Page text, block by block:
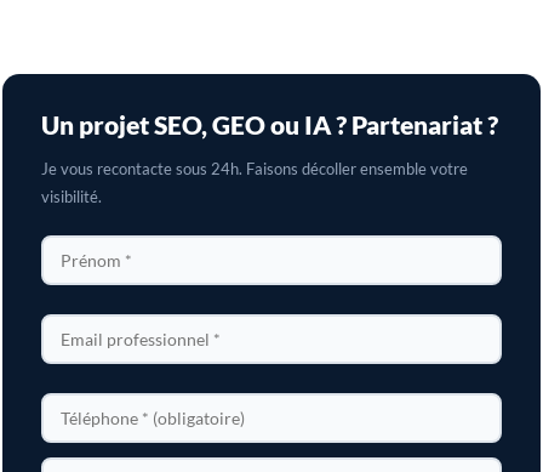
Un projet SEO, GEO ou IA ? Partenariat ?
Je vous recontacte sous 24h. Faisons décoller ensemble votre
visibilité.